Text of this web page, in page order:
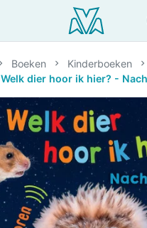
Boeken Kinderboeken
Welk dier hoor ik hier? -